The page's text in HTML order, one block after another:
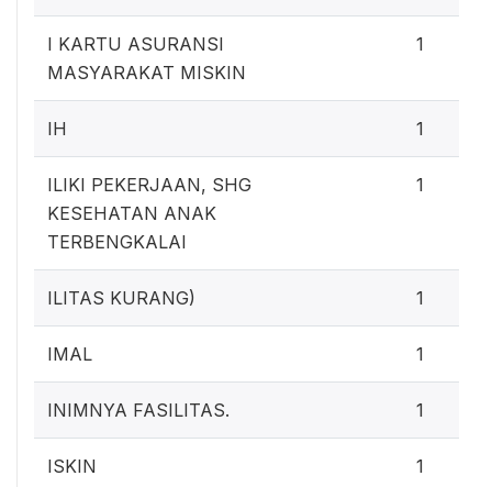
I KARTU ASURANSI
MASYARAKAT MISKIN
1
IH 1
ILIKI PEKERJAAN, SHG
KESEHATAN ANAK
TERBENGKALAI
1
ILITAS KURANG) 1
IMAL 1
INIMNYA FASILITAS. 1
ISKIN 1